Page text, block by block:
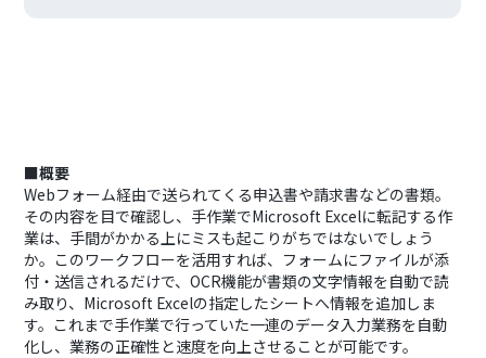
■概要
Webフォーム経由で送られてくる申込書や請求書などの書類。
その内容を目で確認し、手作業でMicrosoft Excelに転記する作
業は、手間がかかる上にミスも起こりがちではないでしょう
か。このワークフローを活用すれば、フォームにファイルが添
付・送信されるだけで、OCR機能が書類の文字情報を自動で読
み取り、Microsoft Excelの指定したシートへ情報を追加しま
す。これまで手作業で行っていた一連のデータ入力業務を自動
化し、業務の正確性と速度を向上させることが可能です。